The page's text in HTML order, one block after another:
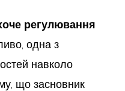
регулювання
одна з
навколо
що засновник